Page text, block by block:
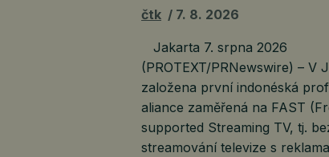
čtk 7. 8. 2026
Jakarta 7. srpna 2026
(PROTEXT/PRNewswire) – V
založena první indonéská
aliance zaměřená na FAST
supported Streaming TV, tj.
streamování televize s